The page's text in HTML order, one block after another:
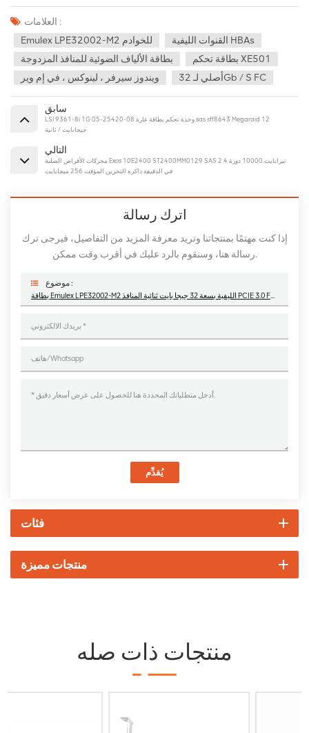
العلامات :
Emulex LPE32002-M2 للخوادم
القنوات الليفية HBAs
بطاقة الألياف الضوئية للمنافذ المزدوجة
بطاقة تحكم XE501
ويندوز سيرفر ، لينوكس ، في إم وير
أصلي لـ 32Gb / S FC
سابق
LSI 9361-8i 1G 05-25420-08 وحدة تحكم بطاقة غارة sas sff8643 Megaraid 12
جيجابايت / ثانية
التالي
محركات الأقراص الصلبة Exos 10E2400 ST2400MM0129 SAS 2.4 تيرابايت 10000 دورة
في الدقيقة ذاكرة التخزين المؤقت 256 ميجابايت
اترك رسالة
إذا كنت مهتمًا بمنتجاتنا وتريد معرفة المزيد من التفاصيل، فيرجى ترك
رسالة هنا، وسنقوم بالرد عليك في أقرب وقت ممكن.
موضوع :
بطاقة Emulex LPE32002-M2 الليفية بسعة 32 جيجا بايت ثنائية المنافذ PCIE 3.0 FC HBAs
يُقدِّم
فئات
منتجات مميزة
منتجات ذات صله